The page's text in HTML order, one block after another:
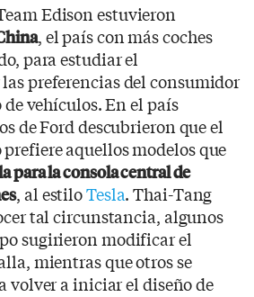
Edison estuvieron
, el país con más coches
para estudiar el
preferencias del consumidor
vehículos. En el país
de Ford descubrieron que el
aquellos modelos que
para la consola central de
, al estiloTesla. Thai-Tang
tal circunstancia, algunos
sugirieron modificar el
mientras que otros se
volver a iniciar el diseño de